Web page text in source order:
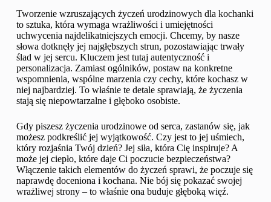
Tworzenie wzruszających życzeń urodzinowych dla kochanki
to sztuka, która wymaga wrażliwości i umiejętności
uchwycenia najdelikatniejszych emocji. Chcemy, by nasze
słowa dotknęły jej najgłębszych strun, pozostawiając trwały
ślad w jej sercu. Kluczem jest tutaj autentyczność i
personalizacja. Zamiast ogólników, postaw na konkretne
wspomnienia, wspólne marzenia czy cechy, które kochasz w
niej najbardziej. To właśnie te detale sprawiają, że życzenia
stają się niepowtarzalne i głęboko osobiste.
Gdy piszesz życzenia urodzinowe od serca, zastanów się, jak
możesz podkreślić jej wyjątkowość. Czy jest to jej uśmiech,
który rozjaśnia Twój dzień? Jej siła, która Cię inspiruje? A
może jej ciepło, które daje Ci poczucie bezpieczeństwa?
Włączenie takich elementów do życzeń sprawi, że poczuje się
naprawdę doceniona i kochana. Nie bój się pokazać swojej
wrażliwej strony – to właśnie ona buduje głęboką więź.